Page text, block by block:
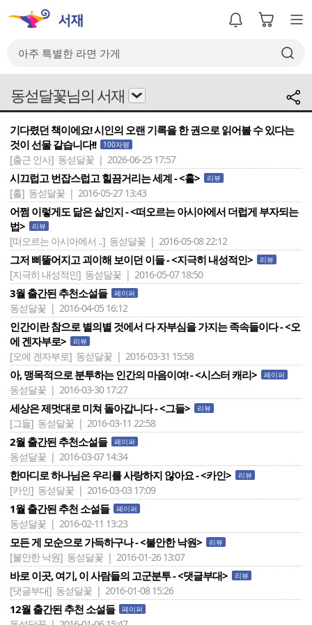
동섣달꽃님의 서재
기다렸던 책이에요! 시인의 오랜 기록을 한 권으로 읽어볼 수 있다는
것이 선물 같습니다!!
100자평
[출근 인사] 동섣달꽃 | 2026-06-25 17:57
시끄럽고 번잡스럽고 힐끔거리는 세계 - <홀> 리뷰
[홀] 동섣달꽃 | 2016-05-27 13:43
어쩜 이렇게도 닮은 삶인지 - <떠오르는 아시아에서 더럽게 부자되는
법>
리뷰
[떠오르는 아시아에서 ..] 동섣달꽃 | 2016-05-08 22:12
그저 삐뚤어지고 괴이해 보이던 이들 - <지극히 내성적인> 리뷰
[지극히 내성적인] 동섣달꽃 | 2016-05-07 18:50
3월 출간된 추천소설들 페이퍼
동섣달꽃 | 2016-04-05 16:12
인간이란 참으로 별의별 것에서 다 자부심을 가지는 족속들이다 - <오
에 겐자부로>
리뷰
[오에 겐자부로] 동섣달꽃 | 2016-03-31 15:58
아, 맹목적으로 분투하는 인간의 마음이여! - <시스터 캐리> 페이퍼
동섣달꽃 | 2016-03-30 17:27
세상은 제멋대로 미쳐 돌아갑니다 - <그들> 리뷰
[그들] 동섣달꽃 | 2016-03-11 22:58
2월 출간된 추천소설들 페이퍼
동섣달꽃 | 2016-03-07 14:34
한마디로 하나님은 우리를 사랑하지 않아요 - <카인> 리뷰
[카인] 동섣달꽃 | 2016-03-03 17:09
1월 출간된 추천 소설들 페이퍼
동섣달꽃 | 2016-02-11 13:23
모든 게 모순으로 가득하구나 - <불안한 낙원> 리뷰
[불안한 낙원] 동섣달꽃 | 2016-01-26 13:07
바로 이곳, 여기, 이 사람들의 고군분투 - <댓글부대> 리뷰
[댓글부대] 동섣달꽃 | 2016-01-08 15:26
12월 출간된 추천 소설들 페이퍼